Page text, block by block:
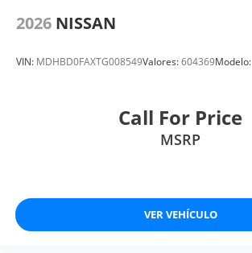
2026 NISSAN
VIN: MDHBD0FAXTG008549Valores:604369Modelo:
Call For Price
MSRP
VER VEHÍCULO